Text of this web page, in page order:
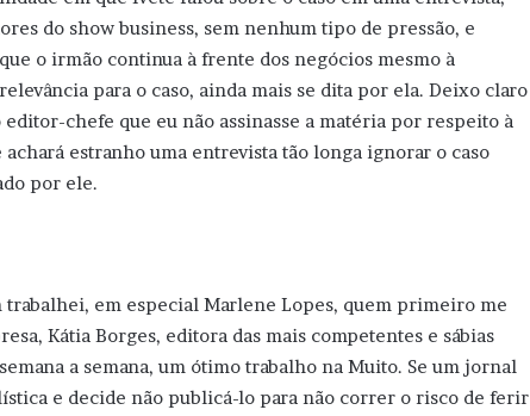
do show business, sem nenhum tipo de pressão, e
o irmão continua à frente dos negócios mesmo à
para o caso, ainda mais se dita por ela. Deixo claro
chefe que eu não assinasse a matéria por respeito à
estranho uma entrevista tão longa ignorar o caso
por ele.
trabalhei, em especial Marlene Lopes, quem primeiro me
Kátia Borges, editora das mais competentes e sábias
a semana, um ótimo trabalho na Muito. Se um jornal
e decide não publicá-lo para não correr o risco de ferir